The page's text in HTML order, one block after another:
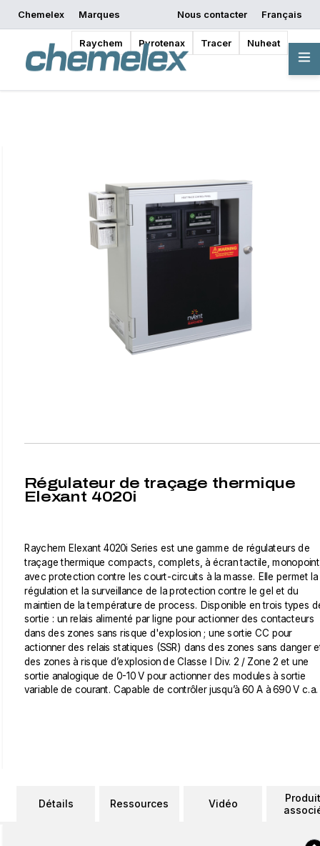
Chemelex Marques
Raychem Pyrotenax Tracer Nuheat
Nous contacter
Français
Demander un devis
Où acheter
Commencer la
Vue d'ensemble
Régulateur de traçage thermique
Elexant 4020i
Raychem Elexant 4020i Series est une gamme de régulateurs de
traçage thermique compacts, complets, à écran tactile,
avec protection contre les court-circuits à la masse. Elle permet la
régulation et la surveillance de la protection contre le gel et du
maintien de la température de process. Disponible en trois types
sortie : un relais alimenté par ligne pour actionner des contacteurs
dans des zones sans risque d'explosion ; une sortie CC pour
actionner des relais statiques (SSR) dans des zones sans danger
des zones à risque d’explosion de Classe I Div. 2 / Zone 2 et une
sortie analogique de 0-10 V pour actionner des modules à sortie
variable de courant. Capable de contrôler jusqu’à 60 A à 690 V c.a.
Détails Ressources Vidéo